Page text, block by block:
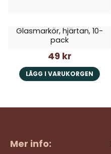
Glasmarkör, hjärtan, 10-
pack
49 kr
LÄGG I VARUKORGEN
Mer info: